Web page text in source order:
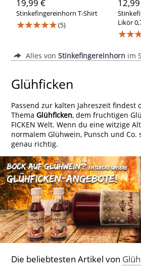
19,99 €
Stinkefingereinhorn T-Shirt
★★★★★(5)
Likör
Alles vonStinkefingereinhorn im
Glühficken
Passend zur kalten Jahreszeit findest
ThemaGlühficken, dem fruchtigen
FICKEN Welt. Wenn du eine witzige
normalem Glühwein, Punsch und Co.
genau richtig.
Die beliebtesten Artikel von